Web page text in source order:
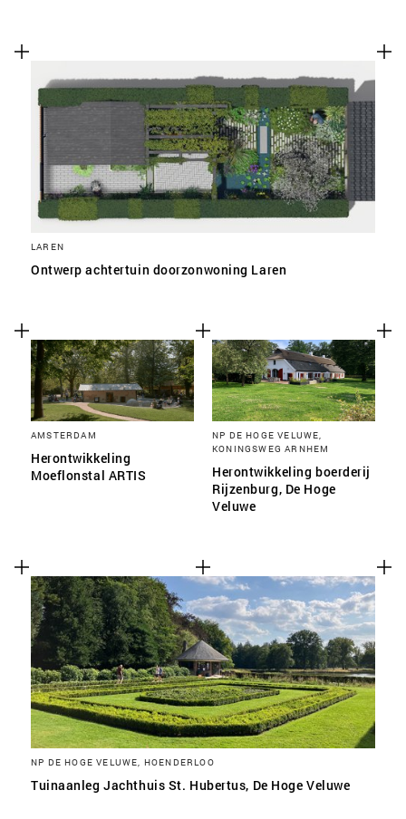
LAREN
Ontwerp achtertuin doorzonwoning Laren
AMSTERDAM
Herontwikkeling
Moeflonstal ARTIS
NP DE HOGE VELUWE,
KONINGSWEG ARNHEM
Herontwikkeling boerderij
Rijzenburg, De Hoge
Veluwe
NP DE HOGE VELUWE, HOENDERLOO
Tuinaanleg Jachthuis St. Hubertus, De Hoge Veluwe